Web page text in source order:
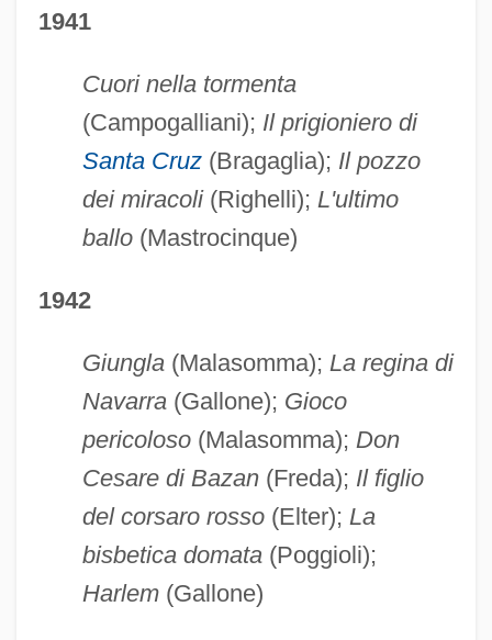
1941
Cuori nella tormenta
(Campogalliani); Il prigioniero di
Santa Cruz(Bragaglia); Il pozzo
dei miracoli(Righelli); L'ultimo
ballo(Mastrocinque)
1942
Giungla(Malasomma); La regina di
Navarra(Gallone); Gioco
pericoloso(Malasomma); Don
Cesare di Bazan(Freda); Il figlio
del corsaro rosso(Elter); La
bisbetica domata(Poggioli);
Harlem(Gallone)